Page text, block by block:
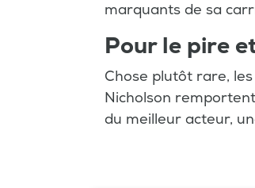
marquants de sa
Pour le pire
Chose plutôt rare,
Nicholson
du meilleur acteur,